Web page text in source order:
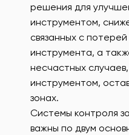
решения для
инструментом,
связанных с
инструмента, а
несчастных
инструментом,
зонах.
Системы контроля
важны по двум